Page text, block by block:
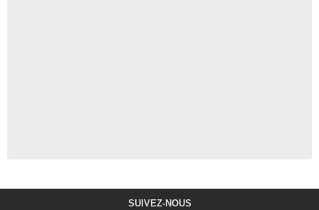
SUIVEZ-NOUS